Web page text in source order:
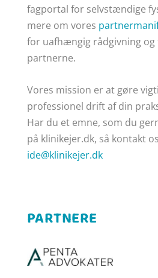
fagportal for selvstændige
mere om vores
for uafhængig rådgivning og
partnerne.
Vores mission er at gøre
professionel drift af din
Har du et emne, som du
på klinikejer.dk, så kontakt
ide@klinikejer.dk
PARTNERE